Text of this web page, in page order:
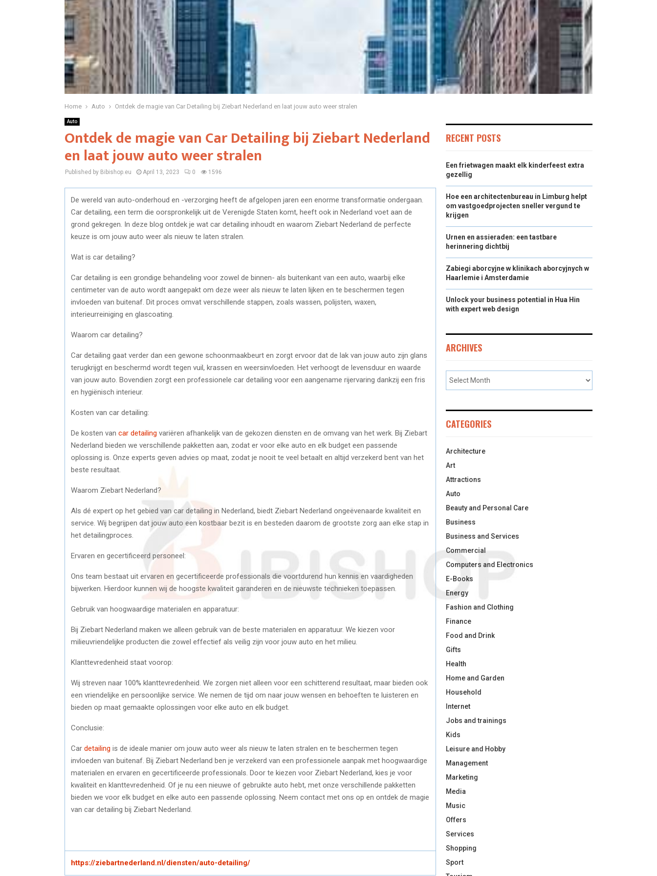
Home Auto Ontdek de magie van Car Detailing bij Ziebart Nederland en laat jouw auto weer stralen
Auto
Ontdek de magie van Car Detailing bij Ziebart Nederland
en laat jouw auto weer stralen
Published by Bibishop.eu April 13, 2023 0 1596
De wereld van auto-onderhoud en -verzorging heeft de afgelopen jaren een enorme transformatie ondergaan.
Car detailing, een term die oorspronkelijk uit de Verenigde Staten komt, heeft ook in Nederland voet aan de
grond gekregen. In deze blog ontdek je wat car detailing inhoudt en waarom Ziebart Nederland de perfecte
keuze is om jouw auto weer als nieuw te laten stralen.
Wat is car detailing?
Car detailing is een grondige behandeling voor zowel de binnen- als buitenkant van een auto, waarbij elke
centimeter van de auto wordt aangepakt om deze weer als nieuw te laten lijken en te beschermen tegen
invloeden van buitenaf. Dit proces omvat verschillende stappen, zoals wassen, polijsten, waxen,
interieurreiniging en glascoating.
Waarom car detailing?
Car detailing gaat verder dan een gewone schoonmaakbeurt en zorgt ervoor dat de lak van jouw auto zijn glans
terugkrijgt en beschermd wordt tegen vuil, krassen en weersinvloeden. Het verhoogt de levensduur en waarde
van jouw auto. Bovendien zorgt een professionele car detailing voor een aangename rijervaring dankzij een fris
en hygiënisch interieur.
Kosten van car detailing:
De kosten van car detailing variëren afhankelijk van de gekozen diensten en de omvang van het werk. Bij Ziebart
Nederland bieden we verschillende pakketten aan, zodat er voor elke auto en elk budget een passende
oplossing is. Onze experts geven advies op maat, zodat je nooit te veel betaalt en altijd verzekerd bent van het
beste resultaat.
Waarom Ziebart Nederland?
Als dé expert op het gebied van car detailing in Nederland, biedt Ziebart Nederland ongeëvenaarde kwaliteit en
service. Wij begrijpen dat jouw auto een kostbaar bezit is en besteden daarom de grootste zorg aan elke stap in
het detailingproces.
Ervaren en gecertificeerd personeel:
Ons team bestaat uit ervaren en gecertificeerde professionals die voortdurend hun kennis en vaardigheden
bijwerken. Hierdoor kunnen wij de hoogste kwaliteit garanderen en de nieuwste technieken toepassen.
Gebruik van hoogwaardige materialen en apparatuur:
Bij Ziebart Nederland maken we alleen gebruik van de beste materialen en apparatuur. We kiezen voor
milieuvriendelijke producten die zowel effectief als veilig zijn voor jouw auto en het milieu.
Klanttevredenheid staat voorop:
Wij streven naar 100% klanttevredenheid. We zorgen niet alleen voor een schitterend resultaat, maar bieden ook
een vriendelijke en persoonlijke service. We nemen de tijd om naar jouw wensen en behoeften te luisteren en
bieden op maat gemaakte oplossingen voor elke auto en elk budget.
Conclusie:
Car detailing is de ideale manier om jouw auto weer als nieuw te laten stralen en te beschermen tegen
invloeden van buitenaf. Bij Ziebart Nederland ben je verzekerd van een professionele aanpak met hoogwaardige
materialen en ervaren en gecertificeerde professionals. Door te kiezen voor Ziebart Nederland, kies je voor
kwaliteit en klanttevredenheid. Of je nu een nieuwe of gebruikte auto hebt, met onze verschillende pakketten
bieden we voor elk budget en elke auto een passende oplossing. Neem contact met ons op en ontdek de magie
van car detailing bij Ziebart Nederland.
https://ziebartnederland.nl/diensten/auto-detailing/
RECENT POSTS
Een frietwagen maakt elk kinderfeest extra
gezellig
Hoe een architectenbureau in Limburg helpt
om vastgoedprojecten sneller vergund te
krijgen
Urnen en assieraden: een tastbare
herinnering dichtbij
Zabiegi aborcyjne w klinikach aborcyjnych w
Haarlemie i Amsterdamie
Unlock your business potential in Hua Hin
with expert web design
ARCHIVES
CATEGORIES
Architecture
Art
Attractions
Auto
Beauty and Personal Care
Business
Business and Services
Commercial
Computers and Electronics
E-Books
Energy
Fashion and Clothing
Finance
Food and Drink
Gifts
Health
Home and Garden
Household
Internet
Jobs and trainings
Kids
Leisure and Hobby
Management
Marketing
Media
Music
Offers
Services
Shopping
Sport